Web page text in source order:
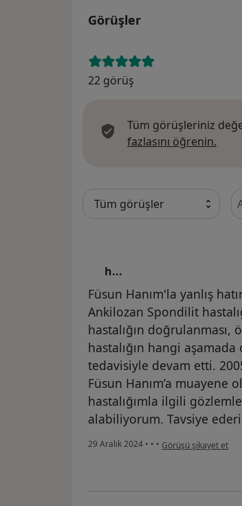
Görüşler
22 görüş
Tüm görüşleriniz
fazlasını öğrenin.
h...
Füsun Hanım'la yanlış
Ankilozan Spondilit
hastalığın
hastalığın hangi
tedavisiyle devam etti.
Füsun Hanım’a muayene
hastalığımla ilgili
alabiliyorum. Tavsiye
29 Aralık 2024 • • • kullanıcının
Görüşü şikayet et